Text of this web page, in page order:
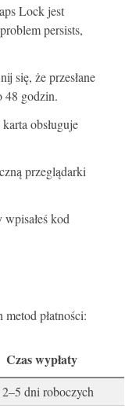
Lock jest
persists,
się, że przesłane
48 godzin.
obsługuje
przeglądarki
kod
płatności:
Czas wypłaty
2–5 dni roboczych